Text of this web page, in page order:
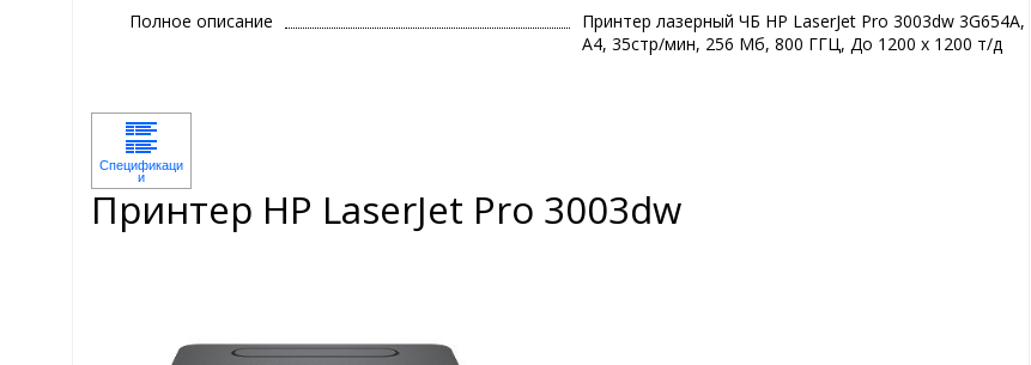
Полное описание
Принтер лазерный ЧБ HP LaserJet Pro 3003dw 3G654A,
A4, 35стр/мин, 256 Мб, 800 ГГЦ, До 1200 х 1200 т/д
Принтер HP LaserJet Pro 3003dw